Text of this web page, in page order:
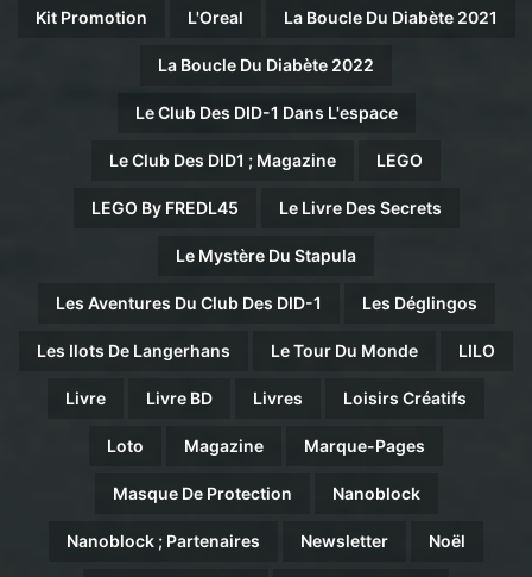
Kit Promotion L'Oreal La Boucle Du Diabète 2021
La Boucle Du Diabète 2022
Le Club Des DID-1 Dans L'espace
Le Club Des DID1 ; Magazine LEGO
LEGO By FREDL45 Le Livre Des Secrets
Le Mystère Du Stapula
Les Aventures Du Club Des DID-1 Les Déglingos
Les Ilots De Langerhans Le Tour Du Monde LILO
Livre Livre BD Livres Loisirs Créatifs
Loto Magazine Marque-Pages
Masque De Protection Nanoblock
Nanoblock ; Partenaires Newsletter Noël